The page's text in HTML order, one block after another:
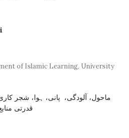
of Islamic Learning, University
ماحول، آلودگی، پانی، ہوا، شجر
قدرتی